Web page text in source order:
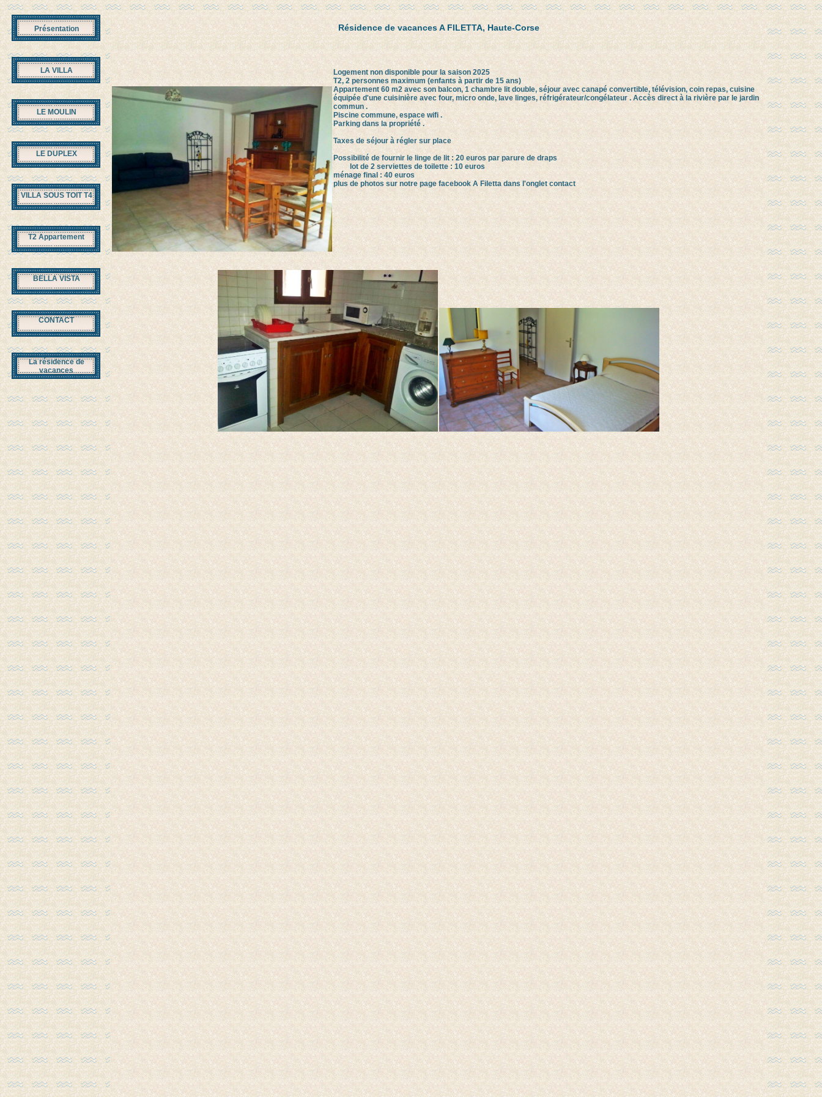
Résidence de vacances A FILETTA, Haute-Corse
Présentation
LA VILLA
LE MOULIN
LE DUPLEX
VILLA SOUS TOIT T4
T2 Appartement
BELLA VISTA
CONTACT
La résidence de
vacances
Logement non disponible pour la saison 2025
T2, 2 personnes maximum (enfants à partir de 15 ans)
Appartement 60 m2 avec son balcon, 1 chambre lit double, séjour avec canapé convertible, télévision, coin repas, cuisine
équipée d'une cuisinière avec four, micro onde, lave linges, réfrigérateur/congélateur . Accès direct à la rivière par le jardin
commun .
Piscine commune, espace wifi .
Parking dans la propriété .
Taxes de séjour à régler sur place
Possibilité de fournir le linge de lit : 20 euros par parure de draps
lot de 2 serviettes de toilette : 10 euros
ménage final : 40 euros
plus de photos sur notre page facebook A Filetta dans l'onglet contact